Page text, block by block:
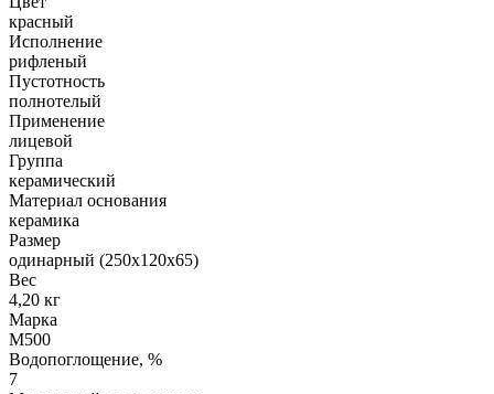
красный
Исполнение
рифленый
Пустотность
полнотелый
Применение
лицевой
Группа
керамический
Материал основания
керамика
Размер
одинарный (250х120х65)
Вес
4,20 кг
Марка
М500
Водопоглощение, %
7